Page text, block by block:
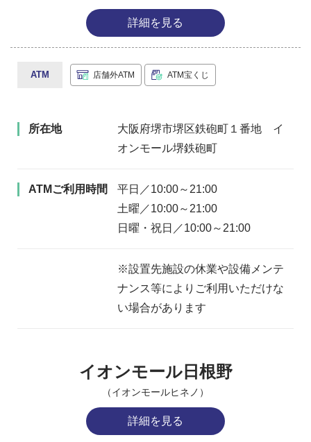
詳細を見る
ATM 店舗外ATM ATM宝くじ
所在地
大阪府堺市堺区鉄砲町１番地 イ
オンモール堺鉄砲町
ATMご利用時間
平日／10:00～21:00
土曜／10:00～21:00
日曜・祝日／10:00～21:00
※設置先施設の休業や設備メンテ
ナンス等によりご利用いただけな
い場合があります
イオンモール日根野
（イオンモールヒネノ）
詳細を見る